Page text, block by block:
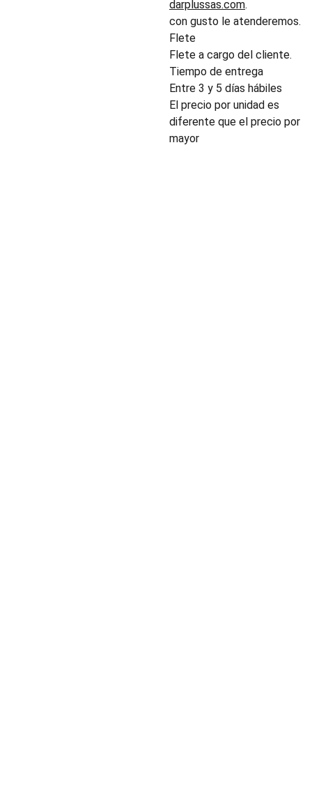
darplussas.com.
con gusto le atenderemos.
Flete
Flete a cargo del cliente.
Tiempo de entrega
Entre 3 y 5 días hábiles
El precio por unidad es
diferente que el precio por
mayor